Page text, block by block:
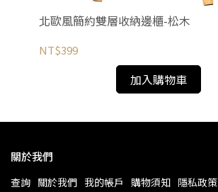
北歐風簡約雙層收納邊櫃-松木
NT$399
加入購物車
關於我們
查詢 關於我們 我的帳戶 購物須知 隱私政策